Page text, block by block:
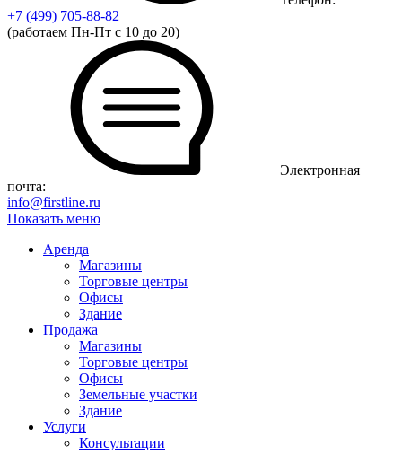
+7 (499) 705-88-82
(работаем Пн-Пт с 10 до 20)
Электронная
почта:
info@firstline.ru
Показать меню
Аренда
Магазины
Торговые центры
Офисы
Здание
Продажа
Магазины
Торговые центры
Офисы
Земельные участки
Здание
Услуги
Консультации